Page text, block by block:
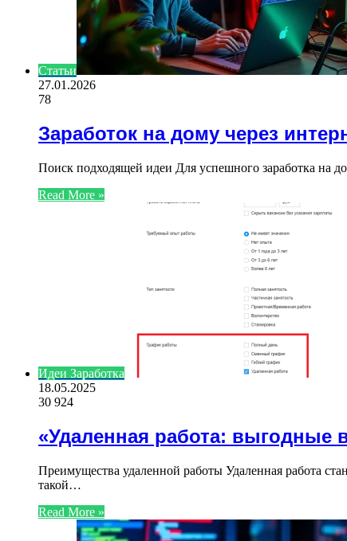
Статьи
27.01.2026
78
Заработок на дому через
Поиск подходящей идеи Для успешного заработка на
Read More »
Идеи Заработка
18.05.2025
30 924
«Удаленная работа: выгодные
Преимущества удаленной работы Удаленная работа
такой…
Read More »